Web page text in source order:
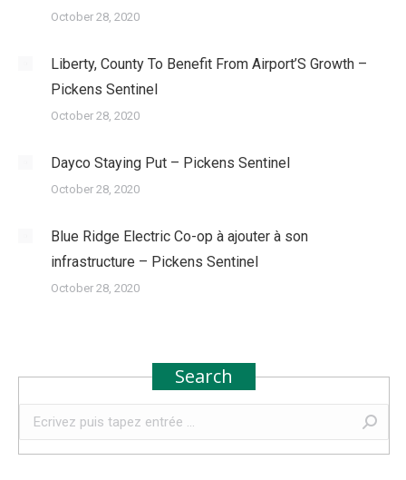
October 28, 2020
Liberty, County To Benefit From Airport’S Growth –
Pickens Sentinel
October 28, 2020
Dayco Staying Put – Pickens Sentinel
October 28, 2020
Blue Ridge Electric Co-op à ajouter à son
infrastructure – Pickens Sentinel
October 28, 2020
Search
Recherche
: